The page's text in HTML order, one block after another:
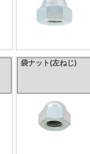
袋ナット(左ねじ)